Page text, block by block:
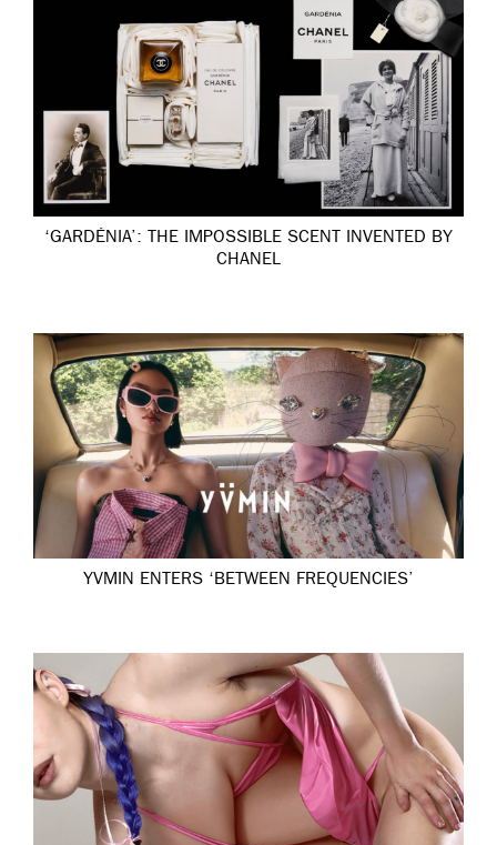
‘GARDÉNIA’: THE IMPOSSIBLE SCENT INVENTED BY
CHANEL
YVMIN ENTERS ‘BETWEEN FREQUENCIES’